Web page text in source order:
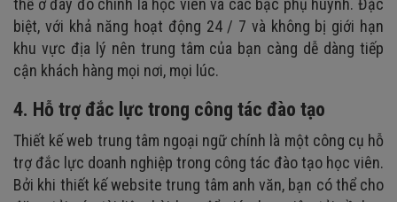
thể ở đây đó chính là học viên và các bậc phụ huynh. Đặc
biệt, với khả năng hoạt động 24 / 7 và không bị giới hạn
khu vực địa lý nên trung tâm của bạn càng dễ dàng tiếp
cận khách hàng mọi nơi, mọi lúc.
4. Hỗ trợ đắc lực trong công tác đào tạo
Thiết kế web trung tâm ngoại ngữ chính là một công cụ hỗ
trợ đắc lực doanh nghiệp trong công tác đào tạo học viên.
Bởi khi thiết kế website trung tâm anh văn, bạn có thể cho